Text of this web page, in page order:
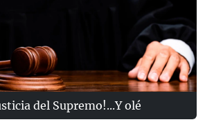
del Supremo!...Y olé